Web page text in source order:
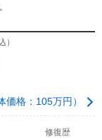
）
価格：105万円）
修復歴